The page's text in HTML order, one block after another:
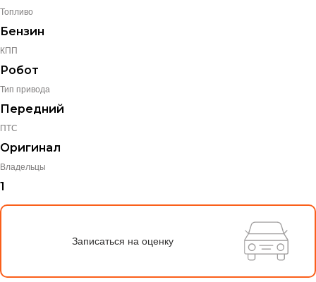
Топливо
Бензин
КПП
Робот
Тип привода
Передний
ПТС
Оригинал
Владельцы
1
Записаться на оценку